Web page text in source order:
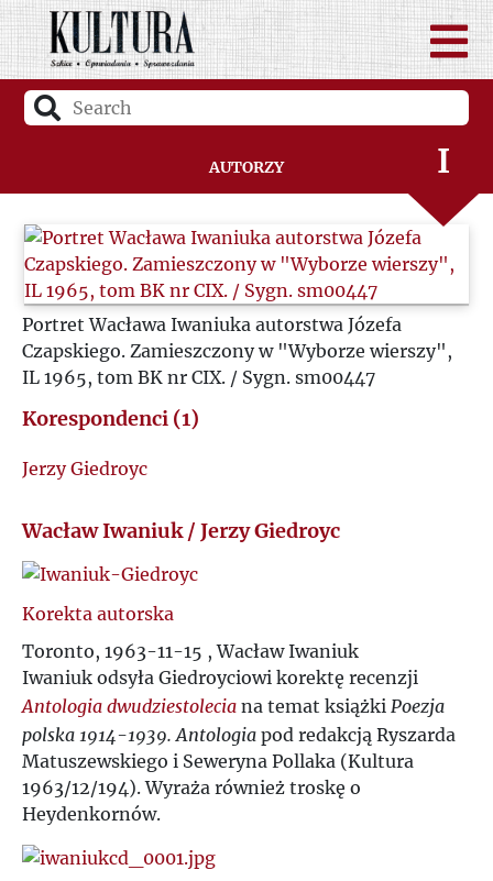
Autorzy
G
H
I
J
K
L
Q
Portret Wacława Iwaniuka autorstwa Józefa
Czapskiego. Zamieszczony w "Wyborze wierszy",
IL 1965, tom BK nr CIX. / Sygn. sm00447
Korespondenci (1)
Jerzy Giedroyc
Wacław Iwaniuk / Jerzy Giedroyc
Korekta autorska
Toronto, 1963-11-15 , Wacław Iwaniuk
Iwaniuk odsyła Giedroyciowi korektę recenzji
Antologia dwudziestolecia na temat książki Poezja
polska 1914-1939. Antologia pod redakcją Ryszarda
Matuszewskiego i Seweryna Pollaka (Kultura
1963/12/194). Wyraża również troskę o
Heydenkornów.